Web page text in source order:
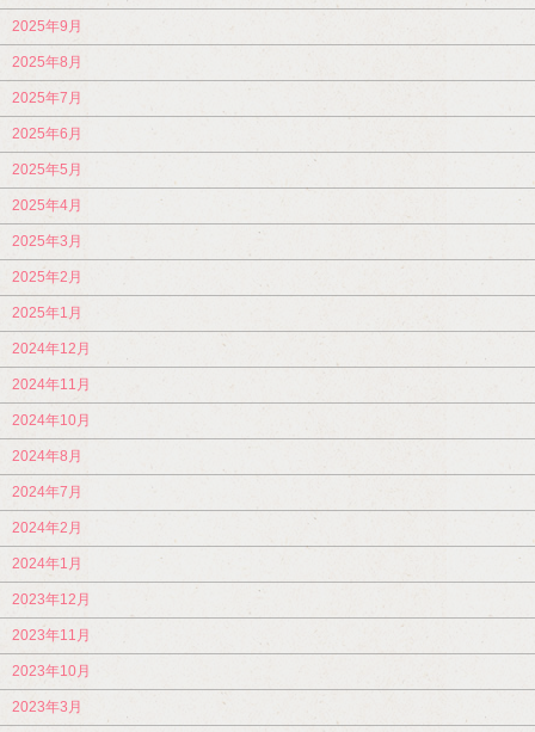
2025年9月
2025年8月
2025年7月
2025年6月
2025年5月
2025年4月
2025年3月
2025年2月
2025年1月
2024年12月
2024年11月
2024年10月
2024年8月
2024年7月
2024年2月
2024年1月
2023年12月
2023年11月
2023年10月
2023年3月